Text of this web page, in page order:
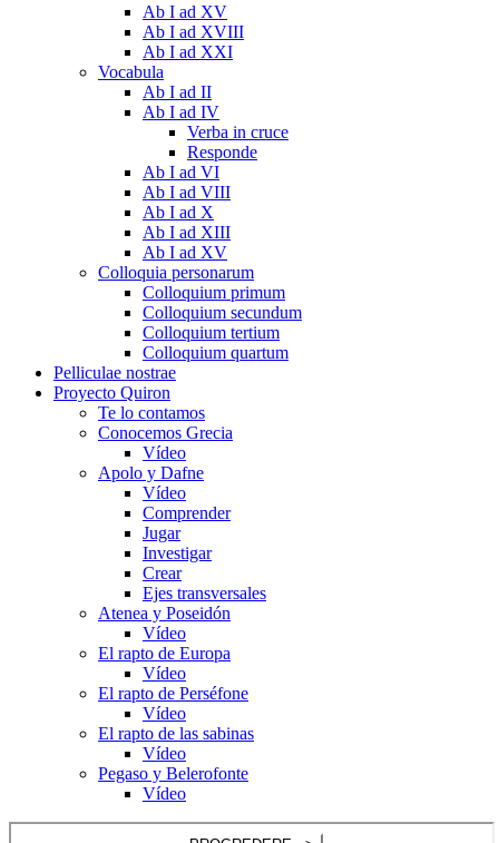
Ab I ad XV
Ab I ad XVIII
Ab I ad XXI
Vocabula
Ab I ad II
Ab I ad IV
Verba in cruce
Responde
Ab I ad VI
Ab I ad VIII
Ab I ad X
Ab I ad XIII
Ab I ad XV
Colloquia personarum
Colloquium primum
Colloquium secundum
Colloquium tertium
Colloquium quartum
Pelliculae nostrae
Proyecto Quiron
Te lo contamos
Conocemos Grecia
Vídeo
Apolo y Dafne
Vídeo
Comprender
Jugar
Investigar
Crear
Ejes transversales
Atenea y Poseidón
Vídeo
El rapto de Europa
Vídeo
El rapto de Perséfone
Vídeo
El rapto de las sabinas
Vídeo
Pegaso y Belerofonte
Vídeo